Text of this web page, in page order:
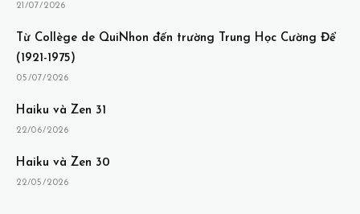
21/07/2026
Từ Collège de QuiNhon đến trường Trung Học Cường Để
(1921-1975)
05/07/2026
Haiku và Zen 31
22/06/2026
Haiku và Zen 30
22/05/2026